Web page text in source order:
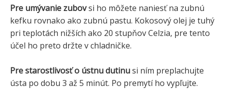
Pre umývanie zubovsi ho môžete naniesť na zubnú
kefku rovnako ako zubnú pastu. Kokosový olej je tuhý
pri teplotách nižších ako 20 stupňov Celzia, pre tento
účel ho preto držte v chladničke.
Pre starostlivosť o ústnu dutinusi ním preplachujte
ústa po dobu 3 až 5 minút. Po premytí ho vypľujte.